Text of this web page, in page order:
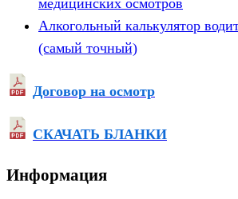
медицинских осмотров
Алкогольный калькулятор
(самый точный)
Договор на осмотр
СКАЧАТЬ БЛАНКИ
Информация